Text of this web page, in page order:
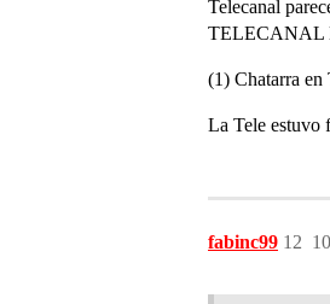
Telecanal
TELECANAL
(1) Chatarra en
La Tele estuvo
fabinc99 12